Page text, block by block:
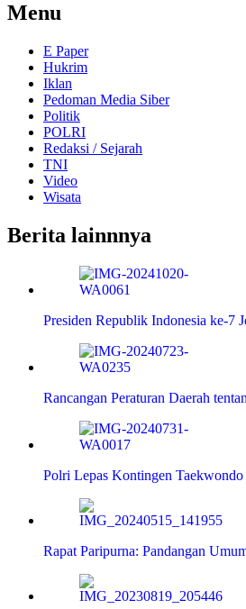
Menu
E Paper
Hukrim
Iklan
Pedoman Media Siber
Politik
POLRI
Redaksi / Sejarah
TNI
Video
Wisata
Berita lainnnya
Presiden Republik Indonesia ke-7
Rancangan Peraturan Daerah
Polri Lepas Kontingen
Rapat Paripurna: Pandangan